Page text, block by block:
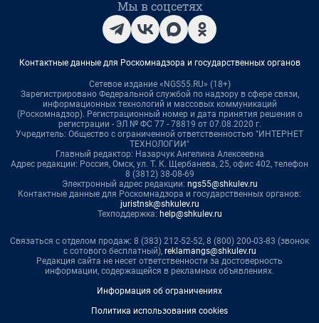
Мы в соцсетях
Контактные данные для Роскомнадзора и государственных органов
Сетевое издание «NGS55.RU» (18+)
Зарегистрировано Федеральной службой по надзору в сфере связи,
информационных технологий и массовых коммуникаций
(Роскомнадзор). Регистрационный номер и дата принятия решения о
регистрации - ЭЛ № ФС 77 - 78819 от 07.08.2020 г.
Учредитель: Общество с ограниченной ответственностью "ИНТЕРНЕТ
ТЕХНОЛОГИИ"
Главный редактор: Назарчук Ангелина Алексеевна
Адрес редакции: Россия, Омск, ул. Т. К. Щербанева, 25, офис 402, телефон
8 (3812) 38-08-69
Электронный адрес редакции: ngs55@shkulev.ru
Контактные данные для Роскомнадзора и государственных органов:
juristnsk@shkulev.ru
Техподдержка: help@shkulev.ru
Связаться с отделом продаж: 8 (383) 212-52-52, 8 (800) 200-03-83 (звонок
с сотового бесплатный), reklamangs@shkulev.ru
Редакция сайта не несет ответственности за достоверность
информации, содержащейся в рекламных объявлениях.
Информация об ограничениях
Политика использования cookies